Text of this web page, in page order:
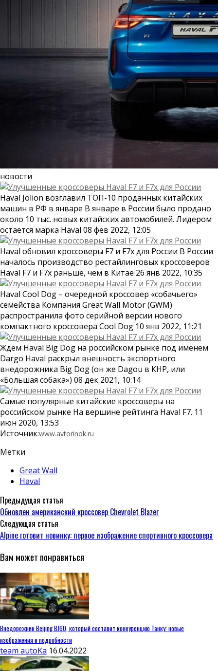
новости
Haval Jolion возглавил ТОП-10 проданных китайских
машин в РФ в январе В январе в России было продано
около 10 тыс. новых китайских автомобилей. Лидером
остается марка Haval 08 фев 2022, 12:05
Haval обновил кроссоверы F7 и F7x для России В России
началось производство рестайлинговых кроссоверов
Haval F7 и F7x раньше, чем в Китае 26 янв 2022, 10:35
Haval Cool Dog – очередной кроссовер «собачьего»
семейства Компания Great Wall Motor (GWM)
распространила фото серийной версии нового
компактного кроссовера Cool Dog 10 янв 2022, 11:21
Ждем Haval Big Dog на российском рынке под именем
Dargo Haval раскрыл внешность экспортного
внедорожника Big Dog (он же Dagou в КНР, или
«Большая собака») 08 дек 2021, 10:14
Самые популярные китайские кроссоверы на
российском рынке На вершине рейтинга Haval F7. 11
июн 2020, 13:53
Источник:www.avtorinok.ru
Метки
Great Wall
Haval
Предыдущая статья
Обновлен американский кроссовер Chevrolet Blazer
Следующая статья
Alpine готовит новинку: первое изображение спортивного кроссовера
Вам может понравиться
Внедорожник Beijing BJ60, который составит конкуренцию Танку: новые
изображения и подробности
team autoKa 16.04.2022